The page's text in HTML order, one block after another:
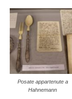
Posate appartenute a
Hahnemann